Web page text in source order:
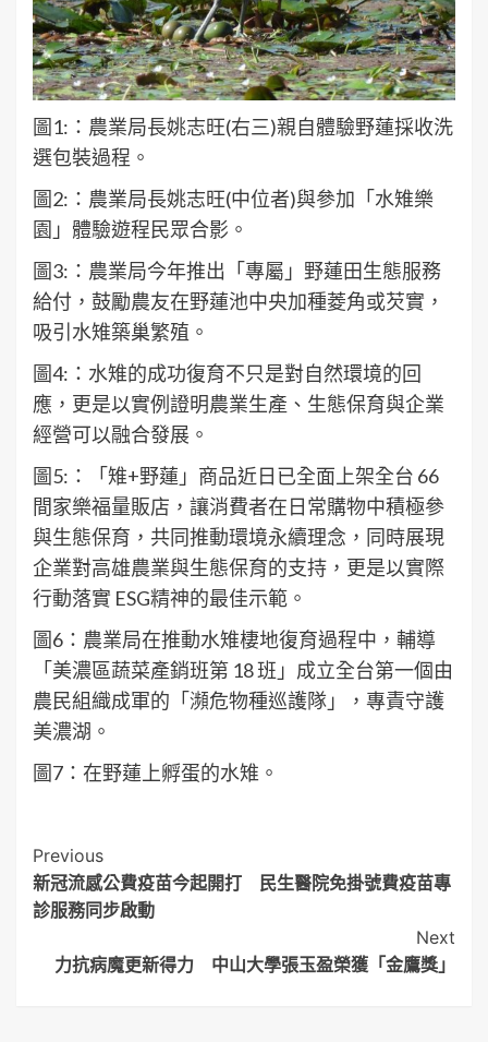
圖1:：農業局長姚志旺(右三)親自體驗野蓮採收洗
選包裝過程。
圖2:：農業局長姚志旺(中位者)與參加「水雉樂
園」體驗遊程民眾合影。
圖3:：農業局今年推出「專屬」野蓮田生態服務
給付，鼓勵農友在野蓮池中央加種菱角或芡實，
吸引水雉築巢繁殖。
圖4:：水雉的成功復育不只是對自然環境的回
應，更是以實例證明農業生產、生態保育與企業
經營可以融合發展。
圖5:：「雉+野蓮」商品近日已全面上架全台 66
間家樂福量販店，讓消費者在日常購物中積極參
與生態保育，共同推動環境永續理念，同時展現
企業對高雄農業與生態保育的支持，更是以實際
行動落實 ESG精神的最佳示範。
圖6：農業局在推動水雉棲地復育過程中，輔導
「美濃區蔬菜產銷班第 18 班」成立全台第一個由
農民組織成軍的「瀕危物種巡護隊」，專責守護
美濃湖。
圖7：在野蓮上孵蛋的水雉。
Post
Navigation
Previous
新冠流感公費疫苗今起開打 民生醫院免掛號費疫苗專
診服務同步啟動
Next
力抗病魔更新得力 中山大學張玉盈榮獲「金鷹獎」